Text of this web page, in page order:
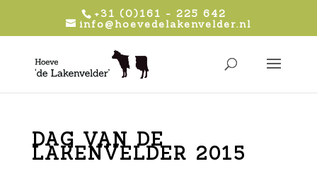
+31 (0)161 - 225 642
info@hoevedelakenvelder.nl
DAG VAN DE
LAKENVELDER 2015